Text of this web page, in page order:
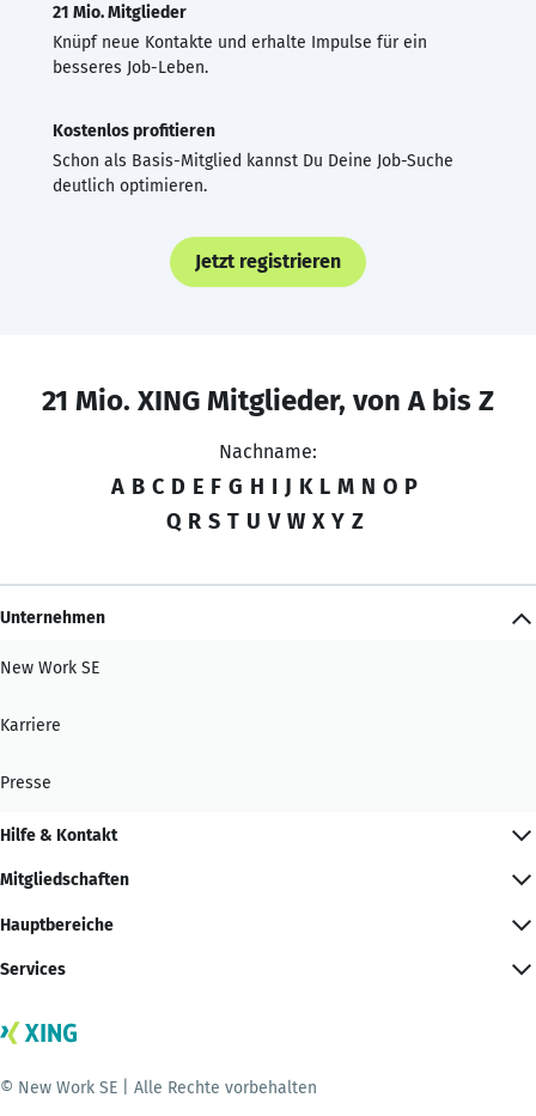
21 Mio. Mitglieder
Knüpf neue Kontakte und erhalte Impulse für ein
besseres Job-Leben.
Kostenlos profitieren
Schon als Basis-Mitglied kannst Du Deine Job-Suche
deutlich optimieren.
Jetzt registrieren
21 Mio. XING Mitglieder, von A bis Z
Nachname:
A B C D E F G H I J K L M N O P
Q R S T U V W X Y Z
Unternehmen
New Work SE
Karriere
Presse
Hilfe & Kontakt
Mitgliedschaften
Hauptbereiche
Services
© New Work SE | Alle Rechte vorbehalten